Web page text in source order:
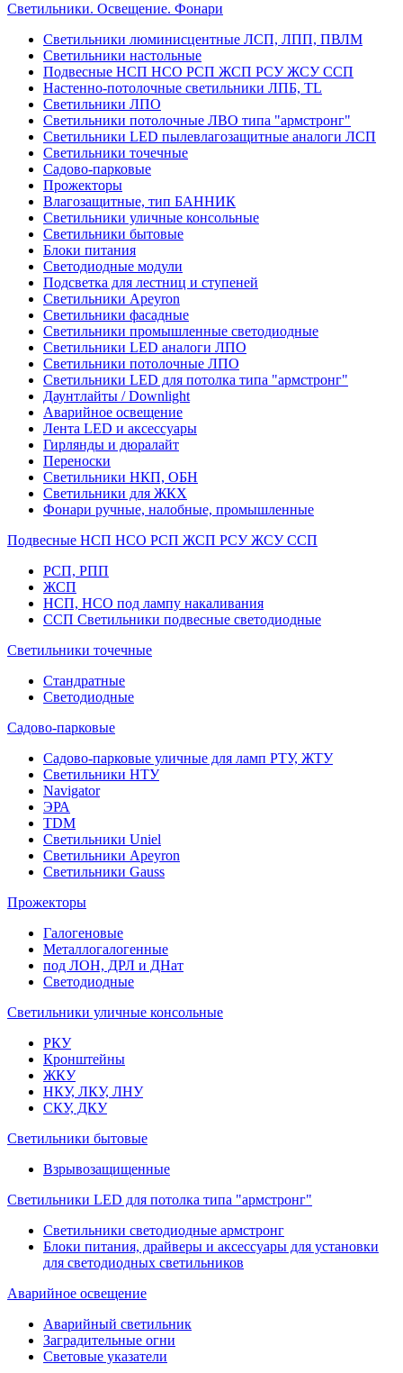
Светильники. Освещение. Фонари
Светильники люминисцентные ЛСП, ЛПП, ПВЛМ
Светильники настольные
Подвесные НСП НСО РСП ЖСП РСУ ЖСУ ССП
Настенно-потолочные светильники ЛПБ, TL
Светильники ЛПО
Светильники потолочные ЛВО типа "армстронг"
Светильники LED пылевлагозащитные аналоги ЛСП
Светильники точечные
Садово-парковые
Прожекторы
Влагозащитные, тип БАННИК
Светильники уличные консольные
Светильники бытовые
Блоки питания
Светодиодные модули
Подсветка для лестниц и ступеней
Светильники Apeyron
Светильники фасадные
Светильники промышленные светодиодные
Светильники LED аналоги ЛПО
Светильники потолочные ЛПО
Светильники LED для потолка типа "армстронг"
Даунтлайты / Downlight
Аварийное освещение
Лента LED и аксессуары
Гирлянды и дюралайт
Переноски
Светильники НКП, ОБН
Светильники для ЖКХ
Фонари ручные, налобные, промышленные
Подвесные НСП НСО РСП ЖСП РСУ ЖСУ ССП
РСП, РПП
ЖСП
НСП, НСО под лампу накаливания
ССП Светильники подвесные светодиодные
Светильники точечные
Стандратные
Светодиодные
Садово-парковые
Садово-парковые уличные для ламп РТУ, ЖТУ
Светильники НТУ
Navigator
ЭРА
TDM
Светильники Uniel
Светильники Apeyron
Светильники Gauss
Прожекторы
Галогеновые
Металлогалогенные
под ЛОН, ДРЛ и ДНат
Светодиодные
Светильники уличные консольные
РКУ
Кронштейны
ЖКУ
НКУ, ЛКУ, ЛНУ
СКУ, ДКУ
Светильники бытовые
Взрывозащищенные
Светильники LED для потолка типа "армстронг"
Светильники светодиодные армстронг
Блоки питания, драйверы и аксессуары для установки
для светодиодных светильников
Аварийное освещение
Аварийный светильник
Заградительные огни
Световые указатели